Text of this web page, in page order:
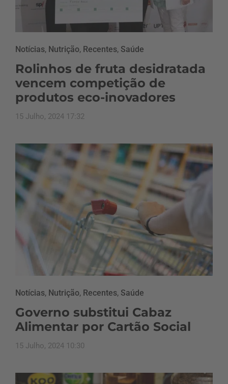
Notícias, Nutrição, Recentes, Saúde
Rolinhos de fruta desidratada
vencem competição de
produtos eco-inovadores
15 Julho, 2024 17:32
Notícias, Nutrição, Recentes, Saúde
Governo substitui Cabaz
Alimentar por Cartão Social
15 Julho, 2024 10:30